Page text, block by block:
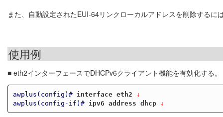
また、自動設定されたEUI-64リンクローカルアドレスを削除するに
使用例
■ eth2インターフェースでDHCPv6クライアント機能を有効化する。
awplus(config)# interface eth2 ↓
awplus(config-if)#
ipv6 address dhcp ↓